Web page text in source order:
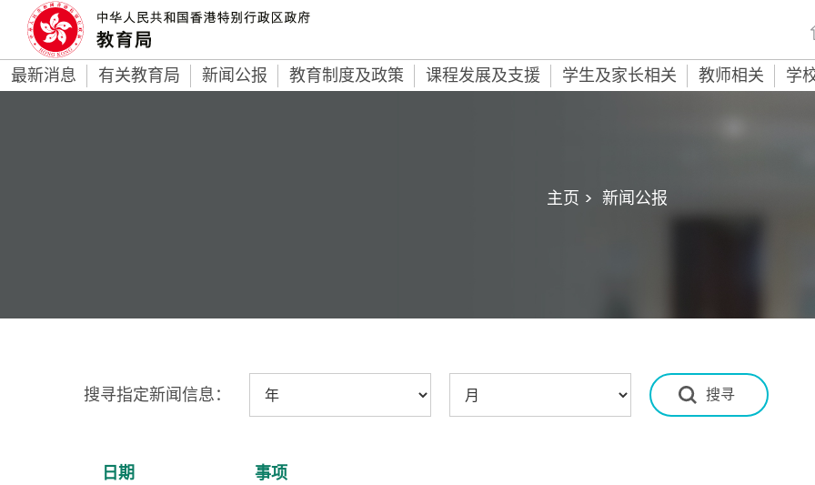
最新消息 有关教育局 新闻公报 教育制度及政策 课程发展及支援 学生及家长相关 教师相关 学
主页 > 新闻公报
搜寻指定新闻信息：
日期 事项